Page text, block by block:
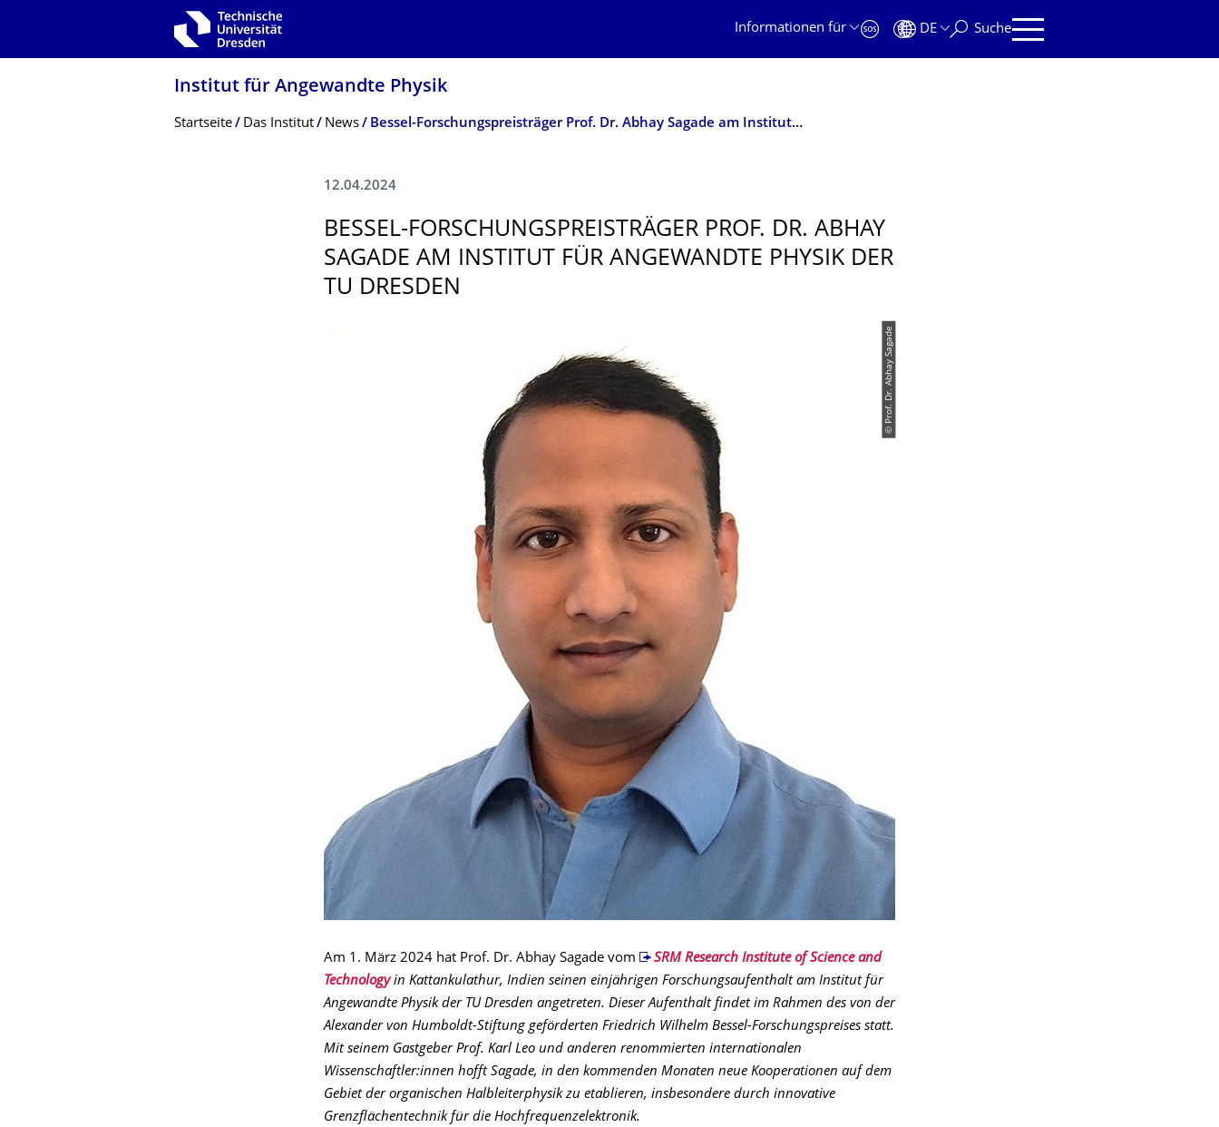
Zur Hauptnavigation springen
Informationen für
DE Suche
Institut für Angewandte Physik
Breadcrumb-Menü
Startseite Das Institut News Bessel-Forschungspreisträger Prof. Dr. Abhay Sagade am Institut für Angewandte Physik der TU Dresden
12.04.2024
BESSEL-FORSCHUNGS­PREISTRÄGER PROF. DR. ABHAY
SAGADE AM INSTITUT FÜR ANGEWANDTE PHYSIK DER
TU DRESDEN
© Prof. Dr. Abhay Sagade
Am 1. März 2024 hat Prof. Dr. Abhay Sagade vom
SRM Research Institute of Science and
Technology in Kattankulathur, Indien seinen einjährigen Forschungsaufenthalt am Institut für
Angewandte Physik der TU Dresden angetreten. Dieser Aufenthalt findet im Rahmen des von der
Alexander von Humboldt-Stiftung geförderten Friedrich Wilhelm Bessel-Forschungspreises statt.
Mit seinem Gastgeber Prof. Karl Leo und anderen renommierten internationalen
Wissenschaftler:innen hofft Sagade, in den kommenden Monaten neue Kooperationen auf dem
Gebiet der organischen Halbleiterphysik zu etablieren, insbesondere durch innovative
Grenzflächentechnik für die Hochfrequenzelektronik.